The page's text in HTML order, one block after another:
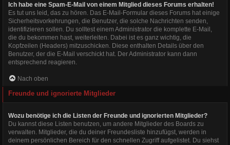
Ich habe eine Spam-E-Mail von einem Mitglied dieses Forums erhalten!
Es tut uns leid, das zu hören. Das E-Mail-Formular dieses Forums hat einige
Sicherheitsvorkehrungen, die Benutzer, die solche Nachrichten senden,
identifizieren sollen. Du solltest einem Administrator die komplette E-Mail,
die du bekommen hast, weiterleiten. Dabei ist es ganz wichtig, die
Kopfzeilen (Headers) mitzuschicken. Diese enthalten Details über den
Benutzer, der die E-Mail verschickt hat. Der Administrator kann dann
entsprechend reagieren.
Nach oben
Freunde und ignorierte Mitglieder
Wozu benötige ich die Listen der Freunde und ignorierten Mitglieder?
Du kannst diese Listen benutzen, um andere Mitglieder des Boards zu
verwalten. Mitglieder, die du deiner Freundesliste hinzufügst, werden in
deinem persönlichen Bereich für den schnellen Zugriff aufgelistet. Du siehst